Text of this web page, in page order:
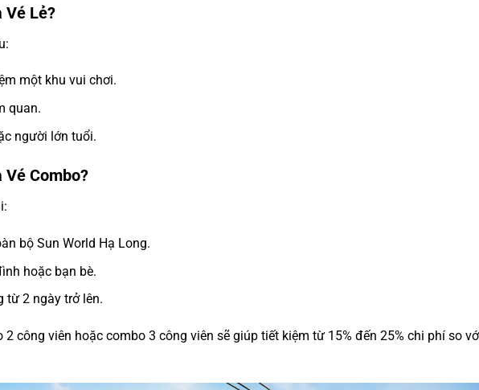
Vé Lẻ?
một khu vui chơi.
quan.
người lớn tuổi.
Vé Combo?
bộ Sun World Hạ Long.
hoặc bạn bè.
từ 2 ngày trở lên.
công viên hoặc combo 3 công viên sẽ giúp tiết kiệm từ 15% đến 25% chi phí so